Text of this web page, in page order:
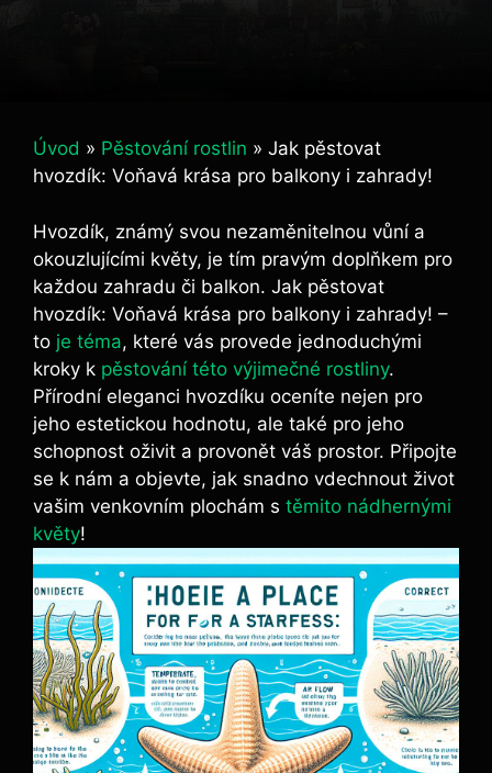
Úvod » Pěstování rostlin » Jak pěstovat
hvozdík: Voňavá krása pro balkony i zahrady!
Hvozdík, známý svou nezaměnitelnou vůní a
okouzlujícími květy, je tím pravým doplňkem pro
každou zahradu či balkon. Jak pěstovat
hvozdík: Voňavá krása pro balkony i zahrady! –
to je téma, které vás provede jednoduchými
kroky k pěstování této výjimečné rostliny.
Přírodní eleganci hvozdíku oceníte nejen pro
jeho estetickou hodnotu, ale také pro jeho
schopnost oživit a provonět váš prostor. Připojte
se k nám a objevte, jak snadno vdechnout život
vašim venkovním plochám s těmito nádhernými
květy!